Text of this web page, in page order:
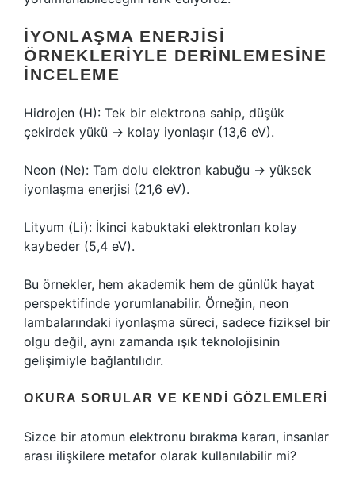
İYONLAŞMA ENERJISI
ÖRNEKLERIYLE DERINLEMESINE
İNCELEME
Hidrojen (H): Tek bir elektrona sahip, düşük
çekirdek yükü → kolay iyonlaşır (13,6 eV).
Neon (Ne): Tam dolu elektron kabuğu → yüksek
iyonlaşma enerjisi (21,6 eV).
Lityum (Li): İkinci kabuktaki elektronları kolay
kaybeder (5,4 eV).
Bu örnekler, hem akademik hem de günlük hayat
perspektifinde yorumlanabilir. Örneğin, neon
lambalarındaki iyonlaşma süreci, sadece fiziksel bir
olgu değil, aynı zamanda ışık teknolojisinin
gelişimiyle bağlantılıdır.
OKURA SORULAR VE KENDI GÖZLEMLERI
Sizce bir atomun elektronu bırakma kararı, insanlar
arası ilişkilere metafor olarak kullanılabilir mi?